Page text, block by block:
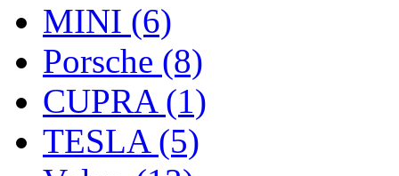
MINI (6)
Porsche (8)
CUPRA (1)
TESLA (5)